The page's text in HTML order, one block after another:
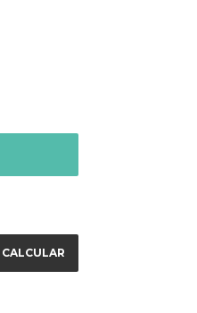
CALCULAR